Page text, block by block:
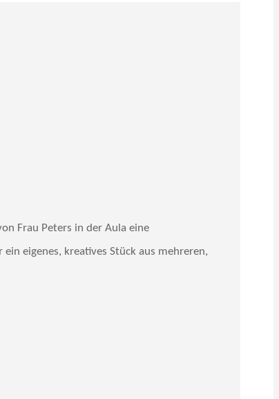
Frau Peters in der Aula eine
eigenes, kreatives Stück aus mehreren,